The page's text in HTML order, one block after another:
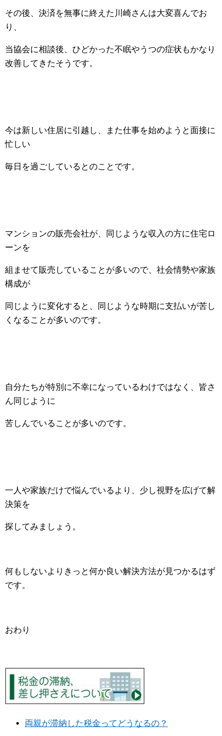
その後、決済を無事に終えた川崎さんは大変喜んでお
り、
当協会に相談後、ひどかった不眠やうつの症状もかなり
改善してきたそうです。
今は新しい住居に引越し、また仕事を始めようと面接に
忙しい
毎日を過ごしているとのことです。
マンションの販売会社が、同じような収入の方に住宅ロ
ーンを
組ませて販売していることが多いので、社会情勢や家族
構成が
同じように変化すると、同じような時期に支払いが苦し
くなることが多いのです。
自分たちが特別に不幸になっているわけではなく、皆さ
ん同じように
苦しんでいることが多いのです。
一人や家族だけで悩んでいるより、少し視野を広げて解
決策を
探してみましょう。
何もしないよりきっと何か良い解決方法が見つかるはず
です。
おわり
両親が滞納した税金ってどうなるの？